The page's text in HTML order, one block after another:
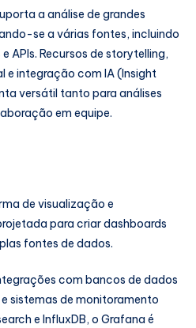
a análise de grandes
se a várias fontes, incluindo
APIs. Recursos de storytelling,
e integração com IA (Insight
versátil tanto para análises
em equipe.
de visualização e
para criar dashboards
fontes de dados.
com bancos de dados
sistemas de monitoramento
e InfluxDB, o Grafana é